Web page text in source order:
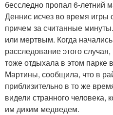
бесследно пропал 6-летний
Деннис исчез во время игры
причем за считанные
или мертвым. Когда
расследование этого
тоже отдыхала в этом парке
Мартины, сообщила, что в
приблизительно в то же
видели странного человека,
им диким медведем.